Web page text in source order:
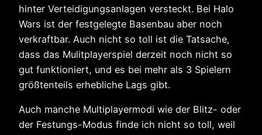
hinter Verteidigungsanlagen versteckt. Bei Halo
Wars ist der festgelegte Basenbau aber noch
verkraftbar. Auch nicht so toll ist die Tatsache,
dass das Mulitplayerspiel derzeit noch nicht so
gut funktioniert, und es bei mehr als 3 Spielern
größtenteils erhebliche Lags gibt.
Auch manche Multiplayermodi wie der Blitz- oder
der Festungs-Modus finde ich nicht so toll, weil